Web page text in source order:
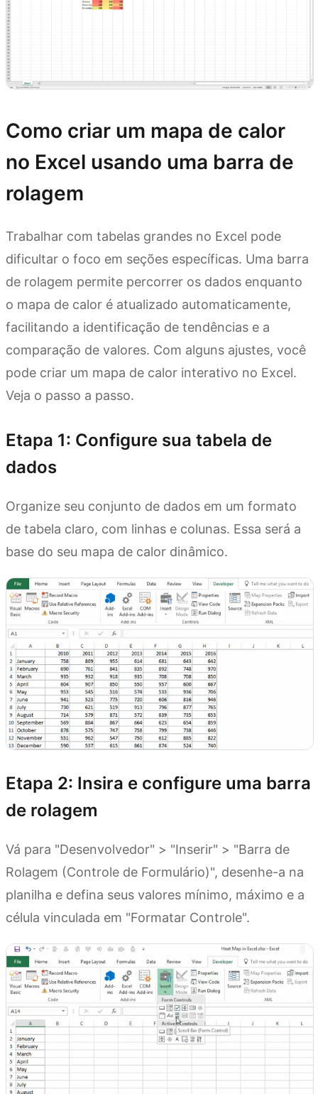
Como criar um mapa de calor
no Excel usando uma barra de
rolagem
Trabalhar com tabelas grandes no Excel pode
dificultar o foco em seções específicas. Uma barra
de rolagem permite percorrer os dados enquanto
o mapa de calor é atualizado automaticamente,
facilitando a identificação de tendências e a
comparação de valores. Com alguns ajustes, você
pode criar um mapa de calor interativo no Excel.
Veja o passo a passo.
Etapa 1: Configure sua tabela de
dados
Organize seu conjunto de dados em um formato
de tabela claro, com linhas e colunas. Essa será a
base do seu mapa de calor dinâmico.
Etapa 2: Insira e configure uma barra
de rolagem
Vá para "Desenvolvedor" > "Inserir" > "Barra de
Rolagem (Controle de Formulário)", desenhe-a na
planilha e defina seus valores mínimo, máximo e a
célula vinculada em "Formatar Controle".